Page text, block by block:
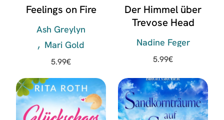
Feelings on Fire
Ash Greylyn
Mari Gold
5.99€
Der Himmel über
Trevose Head
Nadine Feger
5.99€